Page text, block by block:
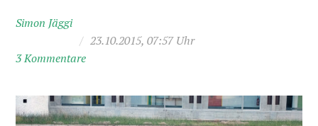
Simon Jäggi
/ 23.10.2015, 07:57 Uhr
3 Kommentare